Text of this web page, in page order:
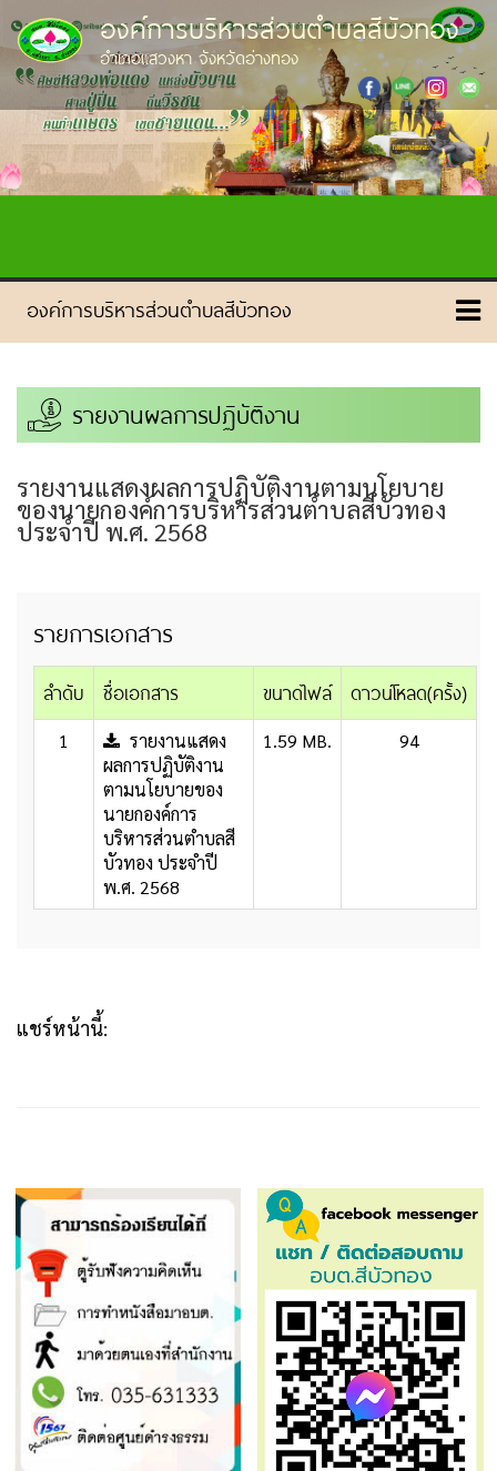
องค์การบริหารส่วนตำบลสีบัวทอง
อำเภอแสวงหา จังหวัดอ่างทอง
รายงานผลการปฏิบัติงาน
รายงานแสดงผลการปฏิบัติงานตามนโยบาย
ของนายกองค์การบริหารส่วนตำบลสีบัวทอง
ประจำปี พ.ศ. 2568
รายการเอกสาร
ลำดับ ชื่อเอกสาร ขนาดไฟล์ ดาวน์โหลด(ครั้ง)
1
รายงานแสดง
ผลการปฏิบัติงาน
ตามนโยบายของ
นายกองค์การ
บริหารส่วนตำบลสี
บัวทอง ประจำปี
พ.ศ. 2568
1.59 MB. 94
แชร์หน้านี้: